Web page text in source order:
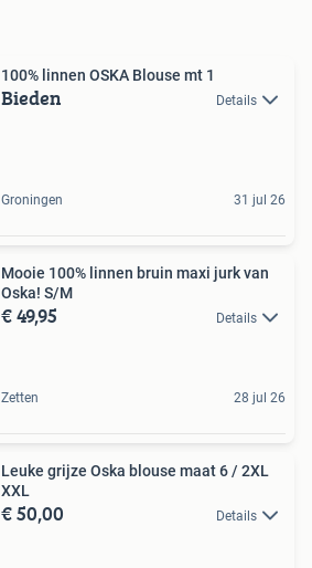
100% linnen OSKA Blouse mt 1
Bieden Details
Groningen 31 jul 26
Mooie 100% linnen bruin maxi jurk van
Oska! S/M
€ 49,95 Details
Zetten 28 jul 26
Leuke grijze Oska blouse maat 6 / 2XL
XXL
€ 50,00 Details